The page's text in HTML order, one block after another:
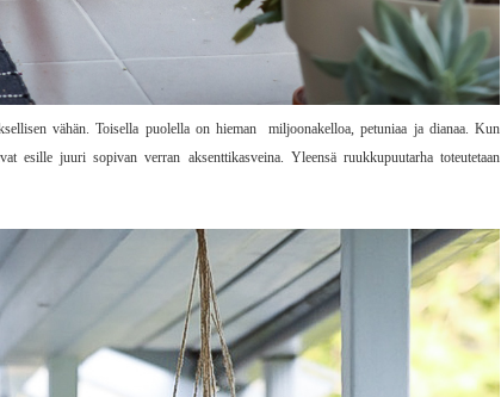
vähän. Toisella puolella on hieman miljoonakelloa, petuniaa ja dianaa. Kun
esille juuri sopivan verran aksenttikasveina. Yleensä ruukkupuutarha toteutetaan